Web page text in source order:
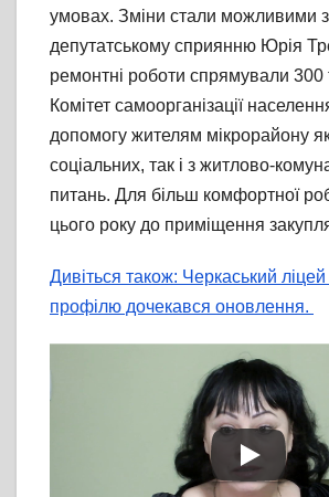
умовах. Зміни стали можливими
депутатському сприянню Юрія
ремонтні роботи спрямували 300
Комітет самоорганізації
допомогу жителям мікрорайону як
соціальних, так і з житлово-
питань. Для більш комфортної
цього року до приміщення
Дивіться також: Черкаський
профілю дочекався оновлення.